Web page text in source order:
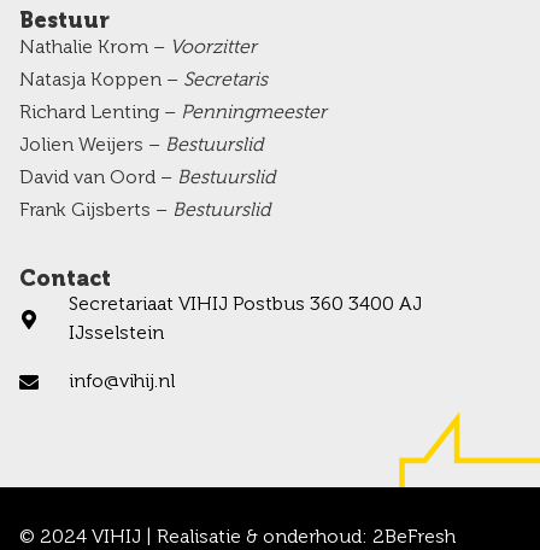
Bestuur
Nathalie Krom – Voorzitter
Natasja Koppen – Secretaris
Richard Lenting – Penningmeester
Jolien Weijers – Bestuurslid
David van Oord – Bestuurslid
Frank Gijsberts – Bestuurslid
Contact
Secretariaat VIHIJ Postbus 360 3400 AJ
IJsselstein
info@vihij.nl
© 2024 VIHIJ | Realisatie & onderhoud: 2BeFresh